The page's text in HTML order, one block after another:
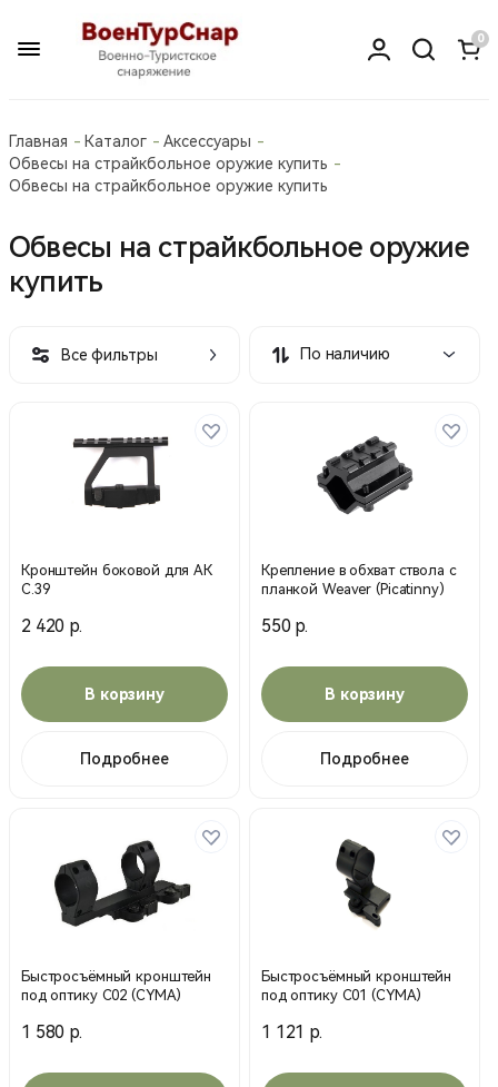
0
Главная Каталог
Аксессуары
Обвесы на страйкбольное оружие купить
Обвесы на страйкбольное оружие купить
Обвесы на страйкбольное оружие
купить
Все фильтры По наличию
Кронштейн боковой для АК
C.39
2 420 р.
В корзину
Подробнее
Крепление в обхват ствола с
планкой Weaver (Picatinny)
550 р.
В корзину
Подробнее
Быстросъёмный кронштейн
под оптику С02 (CYMA)
1 580 р.
Быстросъёмный кронштейн
под оптику С01 (CYMA)
1 121 р.